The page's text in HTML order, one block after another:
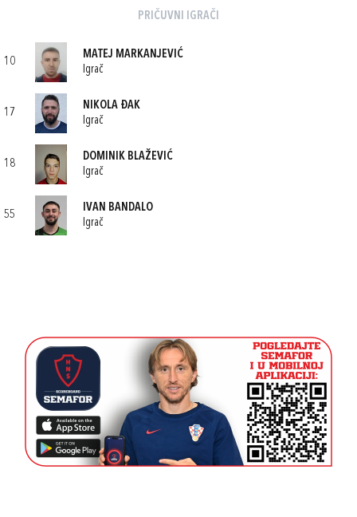
PRIČUVNI IGRAČI
10
MATEJ MARKANJEVIĆ
Igrač
17
NIKOLA ĐAK
Igrač
18
DOMINIK BLAŽEVIĆ
Igrač
55
IVAN BANDALO
Igrač